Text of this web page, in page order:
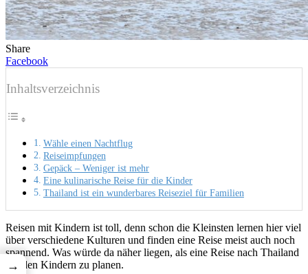
Share
Facebook
Inhaltsverzeichnis
Wähle einen Nachtflug
Reiseimpfungen
Gepäck – Weniger ist mehr
Eine kulinarische Reise für die Kinder
Thailand ist ein wunderbares Reiseziel für Familien
Reisen mit Kindern ist toll, denn schon die Kleinsten lernen hier viel
über verschiedene Kulturen und finden eine Reise meist auch noch
spannend. Was würde da näher liegen, als eine Reise nach Thailand
mit den Kindern zu planen.
→